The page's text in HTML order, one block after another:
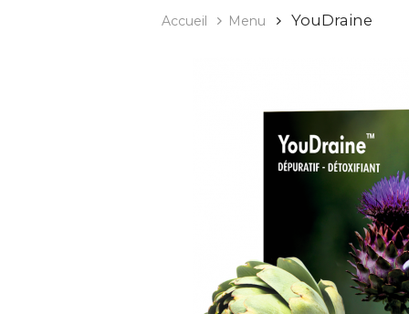
Accueil Menu YouDraine